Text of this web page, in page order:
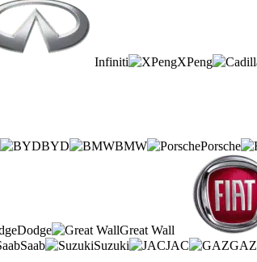
Infiniti XPeng
BYD BMW Porsche
Dodge Great Wall
Saab Suzuki JAC GAZ